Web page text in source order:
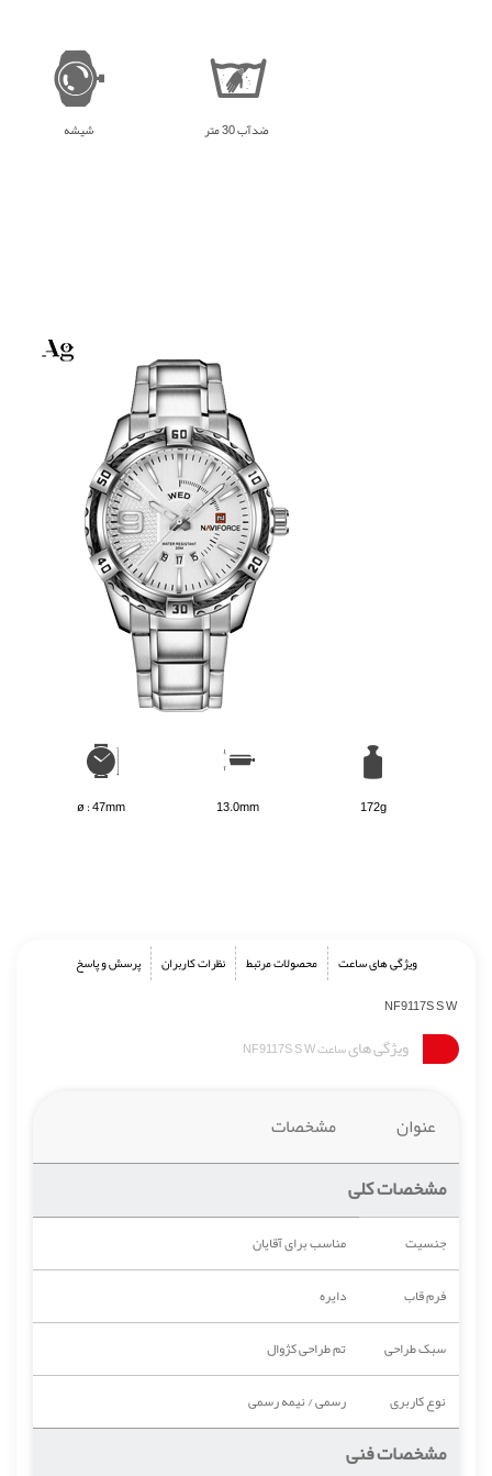
شیشه ضدآب 30 متر
ø : 47mm 13.0mm 172g
ویژگی های ساعت محصولات مرتبط نظرات کاربران
پرسش و پاسخ
NF9117S S W
ویژگی هایساعت NF9117S S W
عنوان مشخصات
مشخصات کلی
جنسیت
مناسب برای آقایان
فرم قاب
دایره
سبک طراحی
تم طراحی کژوال
نوع کاربری
رسمی / نیمه رسمی
مشخصات فنی